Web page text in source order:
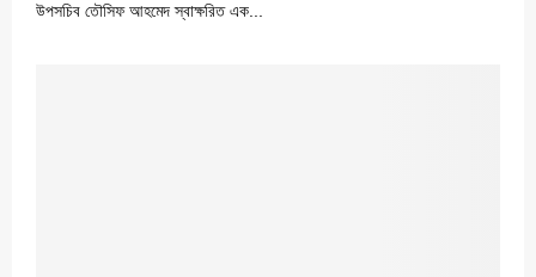
উপসচিব তৌসিফ আহমেদ স্বাক্ষরিত এক...